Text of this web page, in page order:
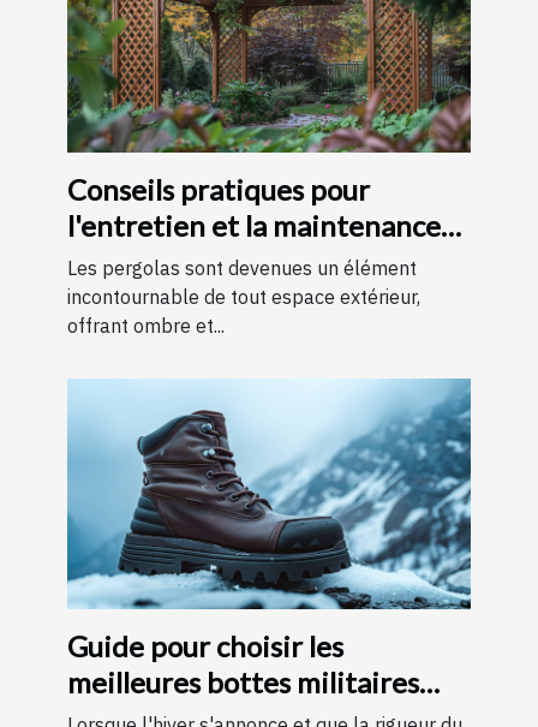
Conseils pratiques pour
l'entretien et la maintenance
des pergolas
Les pergolas sont devenues un élément
incontournable de tout espace extérieur,
offrant ombre et...
Guide pour choisir les
meilleures bottes militaires
pour l'hiver